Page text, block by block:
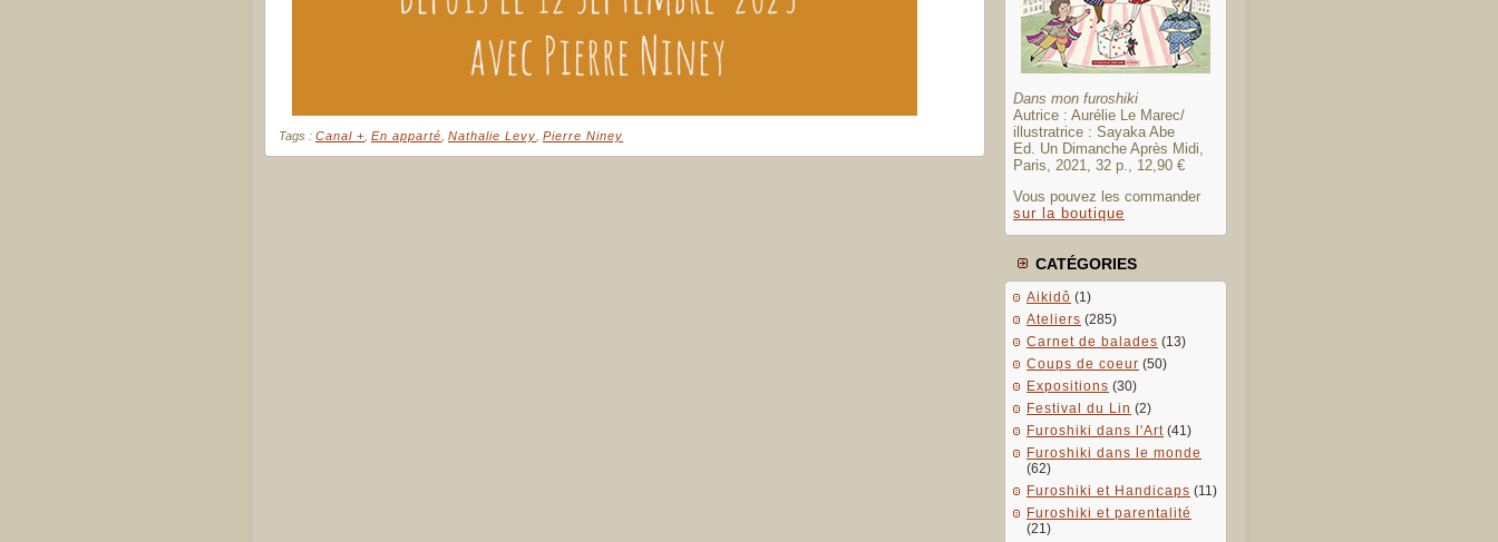
Tags : Canal + En apparté Nathalie Levy Pierre Niney
Dans mon furoshiki
Autrice : Aurélie Le Marec/
illustratrice : Sayaka Abe
Ed. Un Dimanche Après Midi,
Paris, 2021, 32 p., 12,90 €
Vous pouvez les commander
sur la boutique
CATÉGORIES
Aikidô (1)
Ateliers (285)
Carnet de balades (13)
Coups de coeur (50)
Expositions (30)
Festival du Lin (2)
Furoshiki dans l'Art (41)
Furoshiki dans le monde
(62)
Furoshiki et Handicaps (11)
Furoshiki et parentalité
(21)